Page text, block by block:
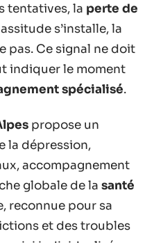
tentatives, la perte de
s’installe, la
pas. Ce signal ne doit
indiquer le moment
spécialisé.
propose un
la dépression,
accompagnement
globale de la santé
reconnue pour sa
et des troubles